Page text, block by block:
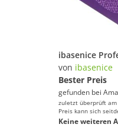
von ibasenice
Bester Preis
gefunden bei
zuletzt überprüft
Preis kann sich
Keine weiteren